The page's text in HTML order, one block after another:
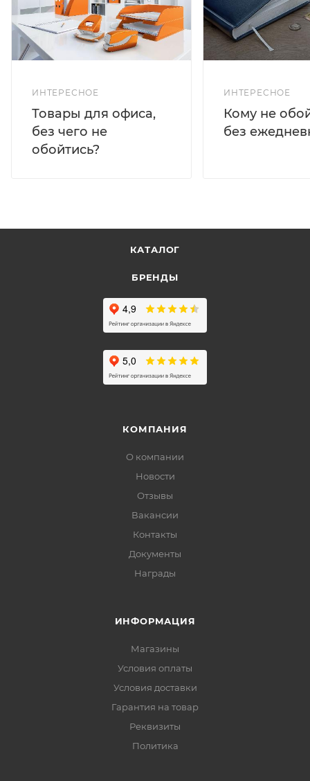
ИНТЕРЕСНОЕ
Товары для офиса,
без чего не
обойтись?
ИНТЕРЕСНОЕ
Кому не
без
КАТАЛОГ
БРЕНДЫ
КОМПАНИЯ
О компании
Новости
Отзывы
Вакансии
Контакты
Документы
Награды
ИНФОРМАЦИЯ
Магазины
Условия оплаты
Условия доставки
Гарантия на товар
Реквизиты
Политика